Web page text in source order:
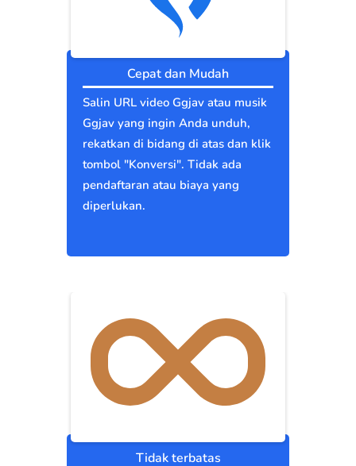
Cepat dan Mudah
Salin URL video Ggjav atau musik
Ggjav yang ingin Anda unduh,
rekatkan di bidang di atas dan klik
tombol "Konversi". Tidak ada
pendaftaran atau biaya yang
diperlukan.
Tidak terbatas